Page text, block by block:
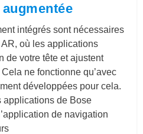
intégrés sont nécessaires
où les applications
de votre tête et ajustent
Cela ne fonctionne qu’avec
développées pour cela.
applications de Bose
de navigation